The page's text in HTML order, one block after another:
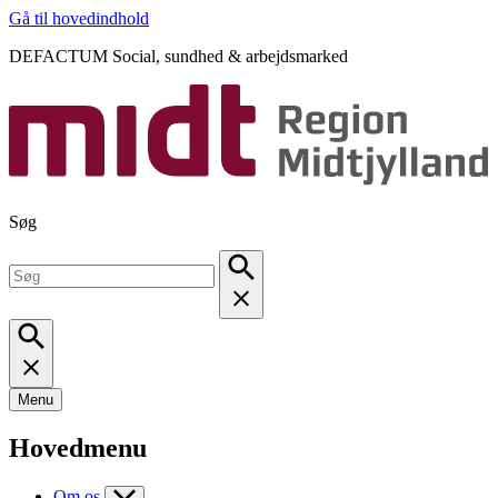
Gå til hovedindhold
DEFACTUM Social, sundhed & arbejdsmarked
Søg
Menu
Hovedmenu